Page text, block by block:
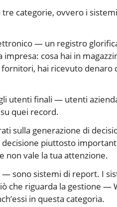
tre categorie, ovvero i
— un registro
cosa hai in
fornitori, hai ricevuto
utenti finali — utenti
quei record.
sulla generazione di
piuttosto
non vale la tua attenzione.
sono sistemi di report. I
riguarda la gestione —
in questa categoria.